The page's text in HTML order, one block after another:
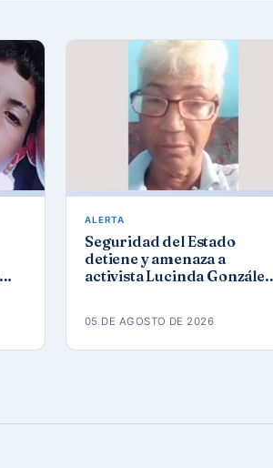
ALERTA
Seguridad del Estado
detiene y amenaza a
activista Lucinda González
05 DE AGOSTO DE 2026